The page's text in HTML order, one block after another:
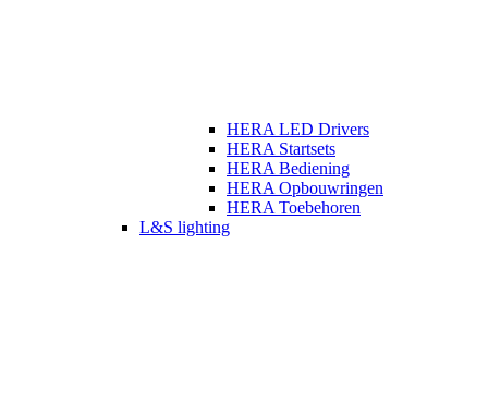
HERA LED Drivers
HERA Startsets
HERA Bediening
HERA Opbouwringen
HERA Toebehoren
L&S lighting